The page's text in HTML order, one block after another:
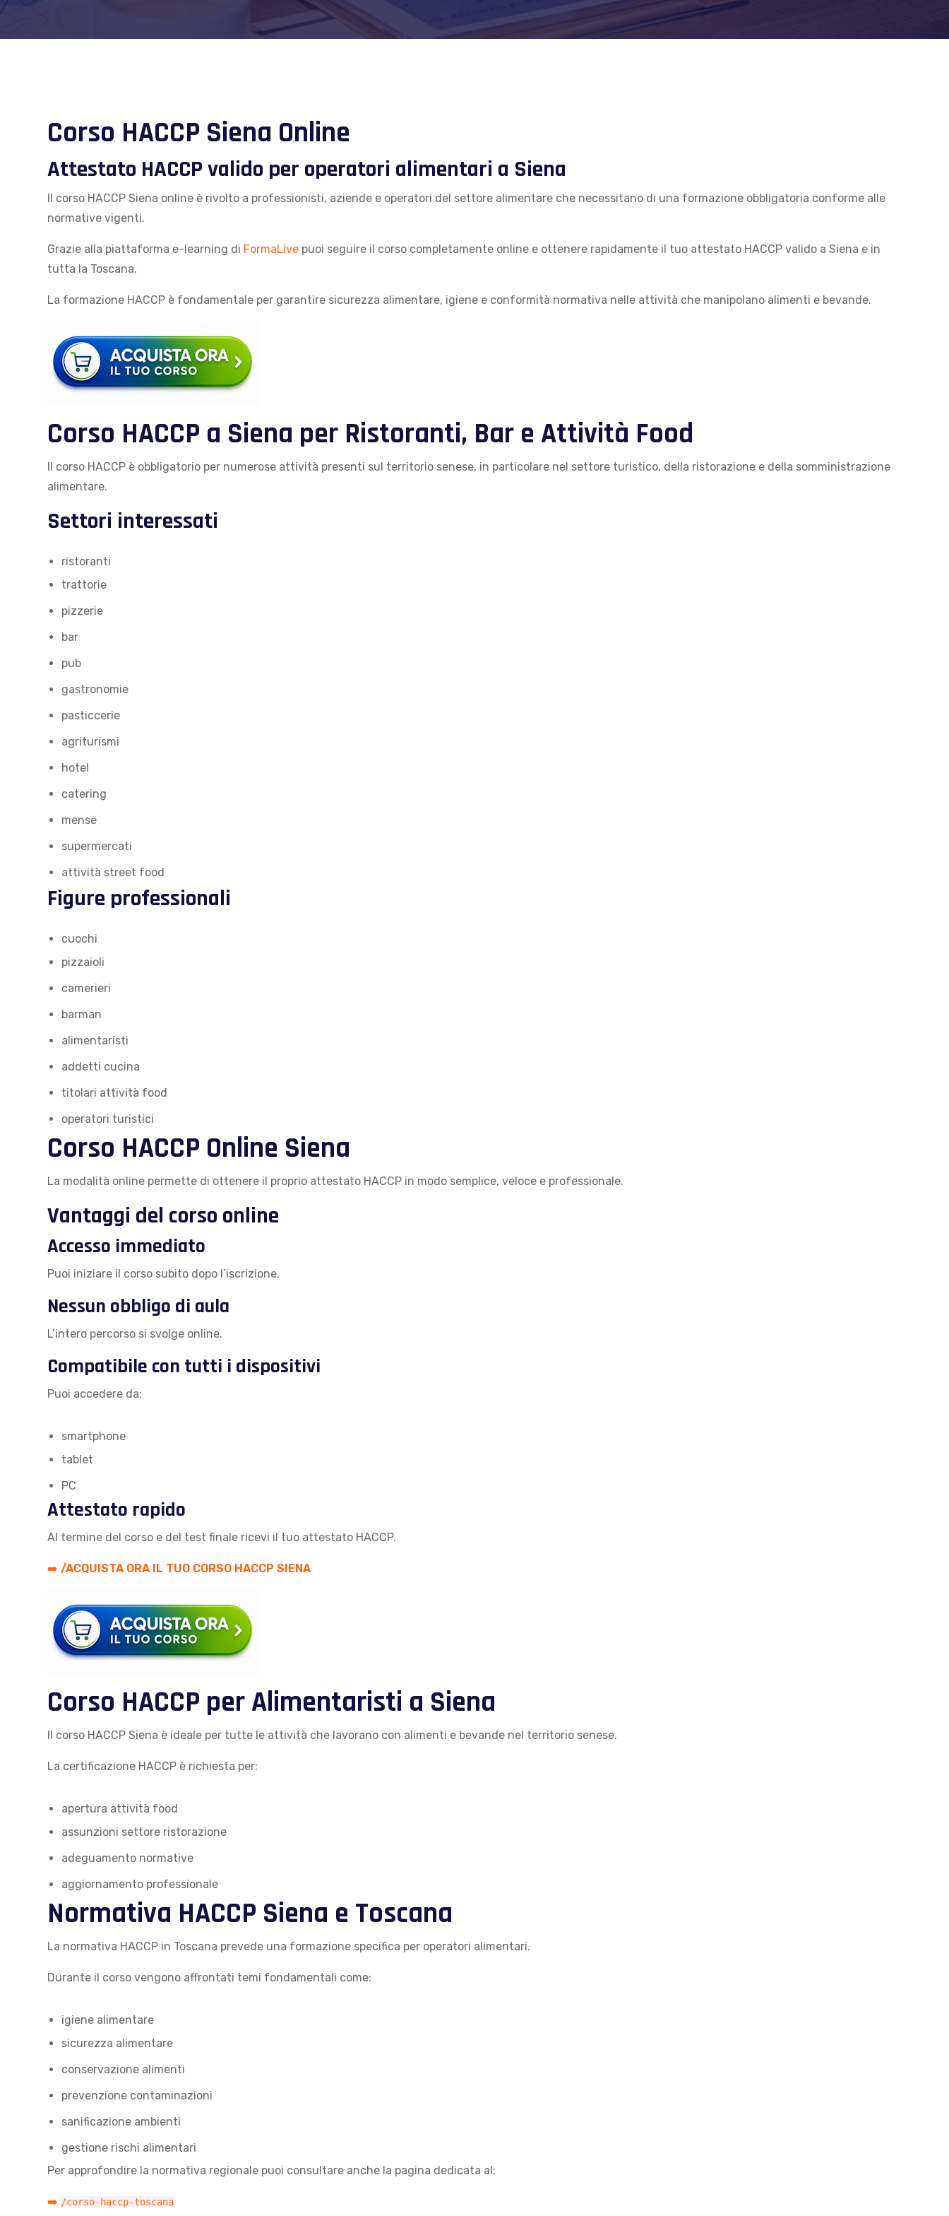
Corso HACCP Siena Online
Attestato HACCP valido per operatori alimentari a Siena
Il corso HACCP Siena online è rivolto a professionisti, aziende e operatori del settore alimentare che necessitano di una formazione obbligatoria conforme alle
normative vigenti.
Grazie alla piattaforma e-learning di FormaLive puoi seguire il corso completamente online e ottenere rapidamente il tuo attestato HACCP valido a Siena e in
tutta la Toscana.
La formazione HACCP è fondamentale per garantire sicurezza alimentare, igiene e conformità normativa nelle attività che manipolano alimenti e bevande.
Corso HACCP a Siena per Ristoranti, Bar e Attività Food
Il corso HACCP è obbligatorio per numerose attività presenti sul territorio senese, in particolare nel settore turistico, della ristorazione e della somministrazione
alimentare.
Settori interessati
ristoranti
trattorie
pizzerie
bar
pub
gastronomie
pasticcerie
agriturismi
hotel
catering
mense
supermercati
attività street food
Figure professionali
cuochi
pizzaioli
camerieri
barman
alimentaristi
addetti cucina
titolari attività food
operatori turistici
Corso HACCP Online Siena
La modalità online permette di ottenere il proprio attestato HACCP in modo semplice, veloce e professionale.
Vantaggi del corso online
Accesso immediato
Puoi iniziare il corso subito dopo l’iscrizione.
Nessun obbligo di aula
L’intero percorso si svolge online.
Compatibile con tutti i dispositivi
Puoi accedere da:
smartphone
tablet
PC
Attestato rapido
Al termine del corso e del test finale ricevi il tuo attestato HACCP.
➡️ /ACQUISTA ORA IL TUO CORSO HACCP SIENA
Corso HACCP per Alimentaristi a Siena
Il corso HACCP Siena è ideale per tutte le attività che lavorano con alimenti e bevande nel territorio senese.
La certificazione HACCP è richiesta per:
apertura attività food
assunzioni settore ristorazione
adeguamento normative
aggiornamento professionale
Normativa HACCP Siena e Toscana
La normativa HACCP in Toscana prevede una formazione specifica per operatori alimentari.
Durante il corso vengono affrontati temi fondamentali come:
igiene alimentare
sicurezza alimentare
conservazione alimenti
prevenzione contaminazioni
sanificazione ambienti
gestione rischi alimentari
Per approfondire la normativa regionale puoi consultare anche la pagina dedicata al:
➡️ /corso-haccp-toscana